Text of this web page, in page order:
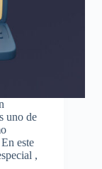
uno de
este
,